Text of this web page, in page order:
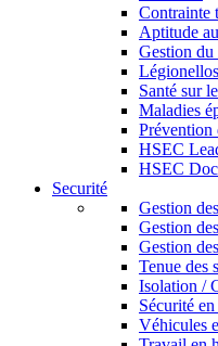
Contrainte
Aptitude
Gestion du
Santé sur
Maladies
Prévention
HSEC
HSEC
Securité
Gestion
Gestion
Gestion
Tenue des
Isolation /
Sécurité
Véhicules